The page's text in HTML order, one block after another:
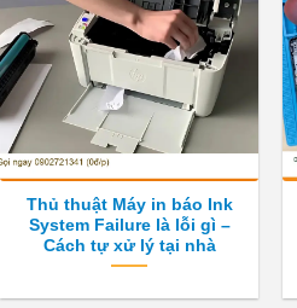
Thủ thuật Máy in báo Ink
System Failure là lỗi gì –
Cách tự xử lý tại nhà